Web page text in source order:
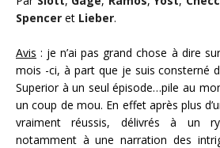
Spencer et Lieber.
Avis : je n’ai pas grand chose à dire
mois -ci, à part que je suis consterné
Superior à un seul épisode…pile au
un coup de mou. En effet après plus
vraiment réussis, délivrés à un
notamment à une narration des